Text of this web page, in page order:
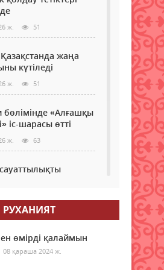
240-
тан
аса
Оқу-
деп
ж. 51
жаңа
күтіледі
ж. 51
бөлімінде «Алғашқы
іс-шарасы өтті
ж. 63
ж. 54
– өңір
негізгі тірегі
ж.
РУХАНИЯТ
өмірді қалаймын
08 қараша 2024 ж.